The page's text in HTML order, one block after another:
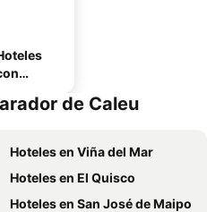
de Caleu
Hoteles en Viña del Mar
Hoteles en El Quisco
Hoteles en San José de Maipo